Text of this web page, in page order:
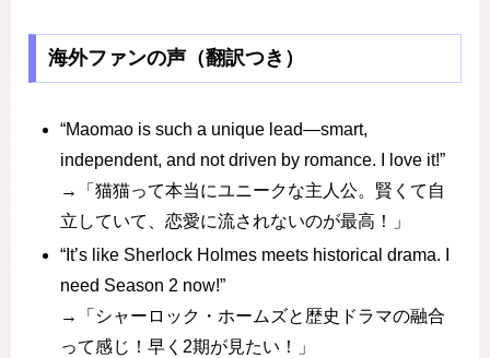
海外ファンの声（翻訳つき）
“Maomao is such a unique lead—smart,
independent, and not driven by romance. I love it!”
→「猫猫って本当にユニークな主人公。賢くて自
立していて、恋愛に流されないのが最高！」
“It’s like Sherlock Holmes meets historical drama. I
need Season 2 now!”
→「シャーロック・ホームズと歴史ドラマの融合
って感じ！早く2期が見たい！」